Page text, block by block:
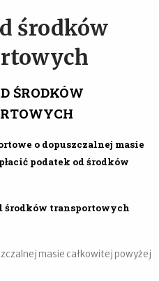
środków
ŚRODKÓW
o dopuszczalnej masie
podatek od środków
środków transportowych
masie całkowitej powyżej